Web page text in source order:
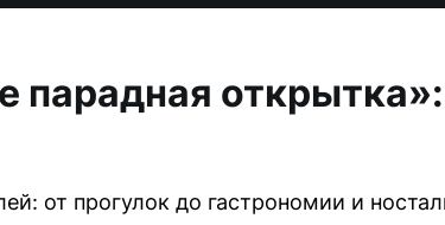
парадная
от прогулок до гастрономии и